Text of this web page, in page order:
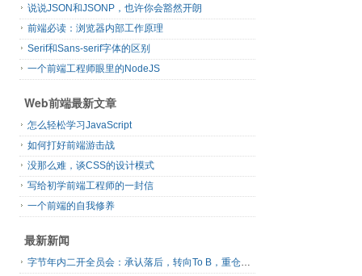
说说JSON和JSONP，也许你会豁然开朗
前端必读：浏览器内部工作原理
Serif和Sans-serif字体的区别
一个前端工程师眼里的NodeJS
Web前端最新文章
怎么轻松学习JavaScript
如何打好前端游击战
没那么难，谈CSS的设计模式
写给初学前端工程师的一封信
一个前端的自我修养
最新新闻
字节年内二开全员会：承认落后，转向To B，重仓年轻人